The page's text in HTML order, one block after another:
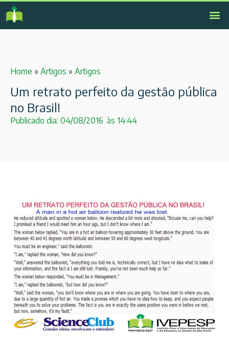
Home » Artigos » Artigos
Um retrato perfeito da gestão pública
no Brasil!
Publicado dia: 04/08/2016 às 14:44